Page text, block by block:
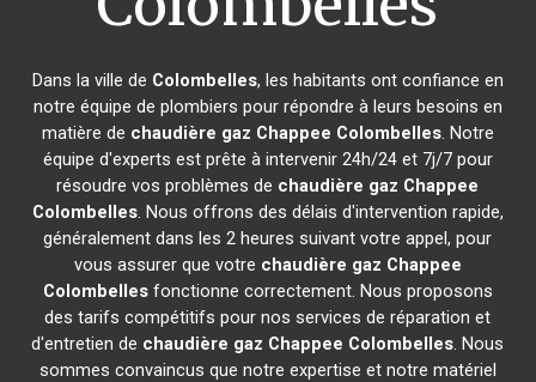
Dans la ville de Colombelles, les habitants ont confiance en
notre équipe de plombiers pour répondre à leurs besoins en
matière de chaudière gaz Chappee Colombelles. Notre
équipe d'experts est prête à intervenir 24h/24 et 7j/7 pour
résoudre vos problèmes de chaudière gaz Chappee
Colombelles. Nous offrons des délais d'intervention rapide,
généralement dans les 2 heures suivant votre appel, pour
vous assurer que votre chaudière gaz Chappee
Colombellesfonctionne correctement. Nous proposons
des tarifs compétitifs pour nos services de réparation et
d'entretien de chaudière gaz Chappee Colombelles. Nous
sommes convaincus que notre expertise et notre matériel